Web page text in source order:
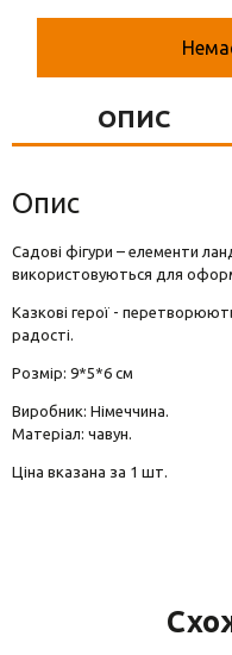
Вази для квітів
ОПИС
Опис
Садові фігури – елементи
використовуються для
Казкові герої -
радості.
Розмір: 9*5*6 см
Виробник: Німеччина.
Матеріал: чавун.
Ціна вказана за 1 шт.